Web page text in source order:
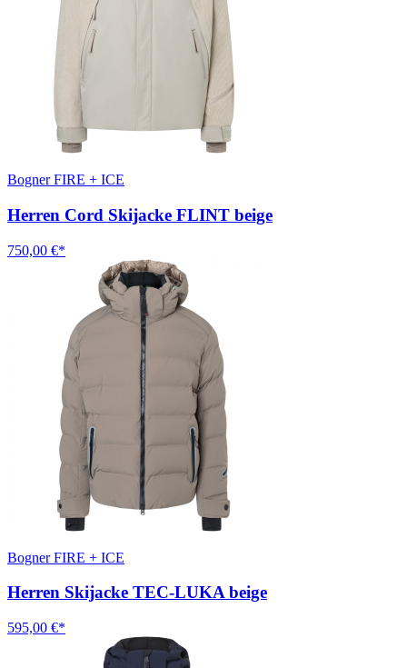
Bogner FIRE + ICE
Herren Cord Skijacke FLINT beige
750,00 €*
Bogner FIRE + ICE
Herren Skijacke TEC-LUKA beige
595,00 €*